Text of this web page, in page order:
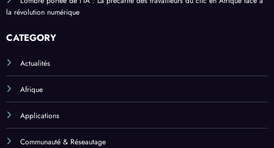
la révolution numérique
CATEGORY
Actualités
Afrique
Applications
Communauté & Réseautage